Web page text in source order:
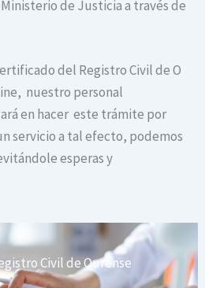
de Justicia a través de
del Registro Civil de O
nuestro personal
en hacer este trámite por
servicio a tal efecto, podemos
esperas y
Civil de Ourense